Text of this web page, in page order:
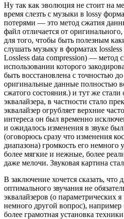
Ну так как эволюция не стоит на
время слезть с музыки в lossy
потерями — это метод сжатия
файл отличается от
для того, чтобы быть полезным
слушать музыку в форматах
Lossless data compression) — метод
использовании которого
быть восстановлена с точностью
оригинальные данные полностью
сжатого состояния.) и тут же
эквалайзера, в частности стало
эквалайзер огрубляет верхние
интереса он был временно
и ожидалось изменения в звуке
(оговорюсь сразу что изменения
диапазона) громкость его немного
более мягкие и нежные, более
даже мелочи. Звуковая картина
В заключение хочется сказать, что
оптимального звучания не
эквалайзеров (о параметрических я
немного другой вопрос), например
более грамотная установка